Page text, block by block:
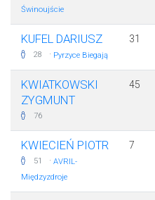
Świnoujście
KUFEL DARIUSZ
28 · Pyrzyce Biegają
31
KWIATKOWSKI
ZYGMUNT
76
45
KWIECIEŃ PIOTR
51 · AVRIL-
Międzyzdroje
7